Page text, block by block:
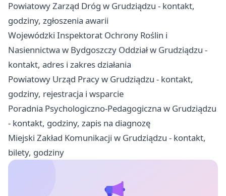
Powiatowy Zarząd Dróg w Grudziądzu - kontakt,
godziny, zgłoszenia awarii
Wojewódzki Inspektorat Ochrony Roślin i
Nasiennictwa w Bydgoszczy Oddział w Grudziądzu -
kontakt, adres i zakres działania
Powiatowy Urząd Pracy w Grudziądzu - kontakt,
godziny, rejestracja i wsparcie
Poradnia Psychologiczno-Pedagogiczna w Grudziądzu
- kontakt, godziny, zapis na diagnozę
Miejski Zakład Komunikacji w Grudziądzu - kontakt,
bilety, godziny